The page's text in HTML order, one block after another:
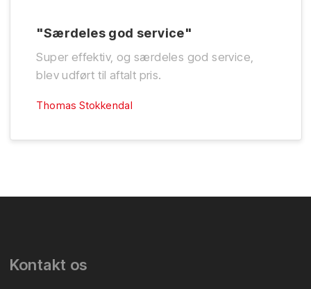
"Særdeles god service"
Super effektiv, og særdeles god service,
blev udført til aftalt pris.
Thomas Stokkendal
​Kontakt os